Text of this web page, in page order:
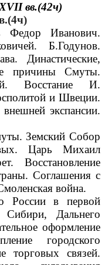
вв.(42ч)
Иванович.
Б.Годунов.
Династические,
причины Смуты.
Восстание И.
и Швеции.
экспансии.
Земский Собор
Царь Михаил
Восстановление
Соглашения с
война.
в первой
Дальнего
оформление
городского
торговых связей.